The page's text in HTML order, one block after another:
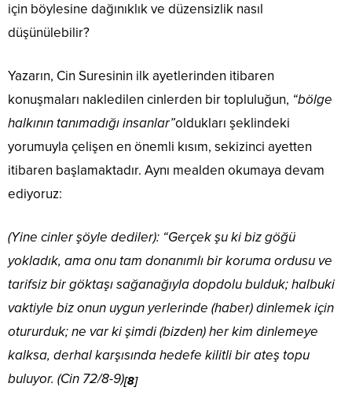
için böylesine dağınıklık ve düzensizlik nasıl
düşünülebilir?
Yazarın, Cin Suresinin ilk ayetlerinden itibaren
konuşmaları nakledilen cinlerden bir topluluğun, “bölge
halkının tanımadığı insanlar”oldukları şeklindeki
yorumuyla çelişen en önemli kısım, sekizinci ayetten
itibaren başlamaktadır. Aynı mealden okumaya devam
ediyoruz:
(Yine cinler şöyle dediler): “Gerçek şu ki biz göğü
yokladık, ama onu tam donanımlı bir koruma ordusu ve
tarifsiz bir göktaşı sağanağıyla dopdolu bulduk; halbuki
vaktiyle biz onun uygun yerlerinde (haber) dinlemek için
otururduk; ne var ki şimdi (bizden) her kim dinlemeye
kalksa, derhal karşısında hedefe kilitli bir ateş topu
buluyor. (Cin 72/8-9)[8]